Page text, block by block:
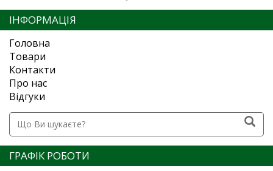
ІНФОРМАЦІЯ
Головна
Товари
Контакти
Про нас
Відгуки
ГРАФІК РОБОТИ